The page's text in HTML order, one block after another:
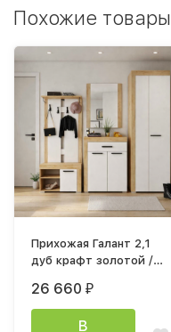
Похожие товары
Прихожая Галант 2,1
дуб крафт золотой /
26 660 ₽
В